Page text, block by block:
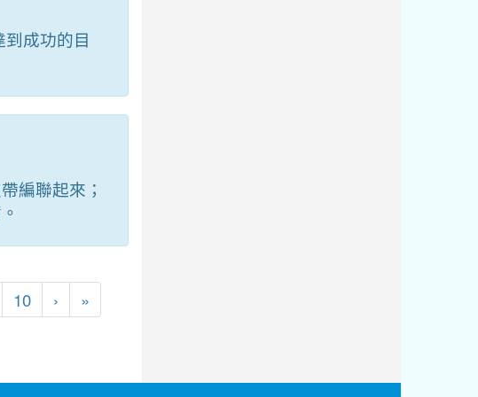
成功的目
編聯起來；
次)
10 ›下一頁
»最後頁